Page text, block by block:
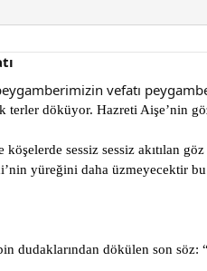
vefatı
terler döküyor. Hazreti Aişe’nin
sessiz sessiz akıtılan
yüreğini daha üzmeyecektir
dudaklarından dökülen son söz: